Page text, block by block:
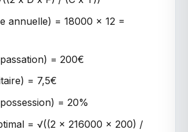
annuelle) = 18000 x 12 =
= 200€
= 7,5€
= 20%
= √((2 x 216000 x 200) /